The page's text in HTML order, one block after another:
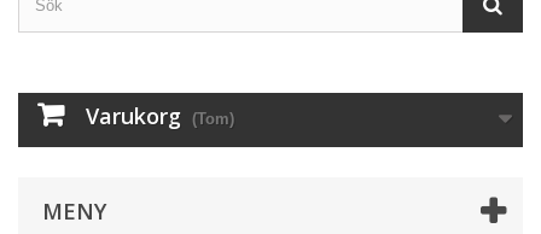
Varukorg (Tom)
MENY